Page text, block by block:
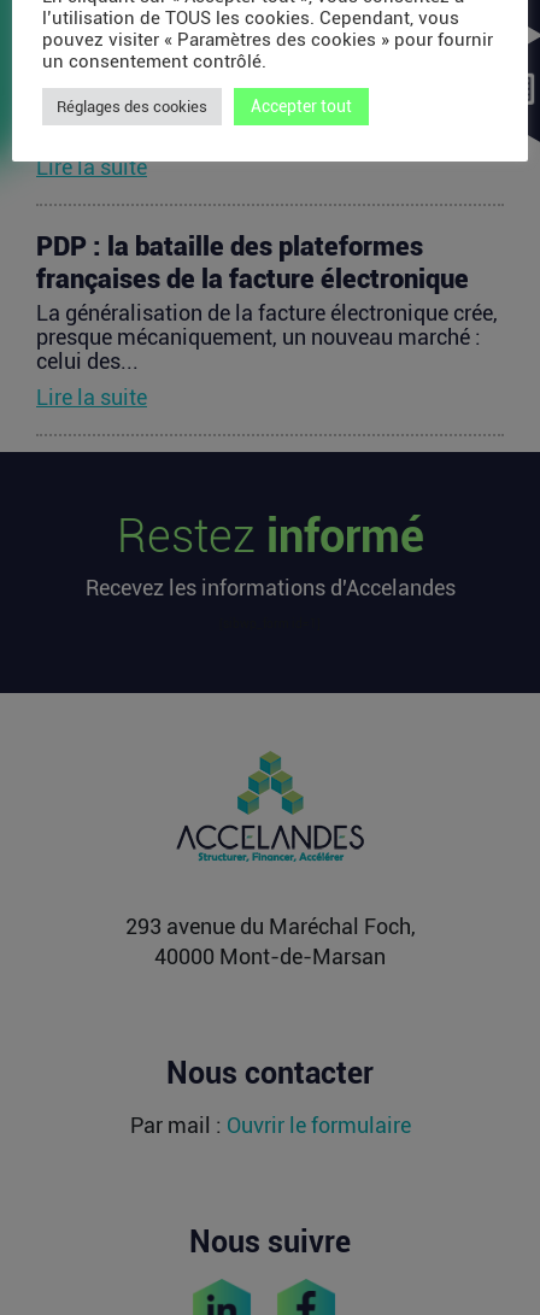
veut devenir le contrôleur de gestion
des agents IA
Les agents IA peuvent enchaîner des dizaines
d’appels de modèles, utiliser des outils externes,
acheter...
Lire la suite
PDP : la bataille des plateformes
françaises de la facture électronique
La généralisation de la facture électronique crée,
presque mécaniquement, un nouveau marché :
celui des...
Lire la suite
digitalise l’accompagnement des
voyageurs
Les formalités de voyage demeurent l’une des
zones les moins fluides de l’expérience
de l’argent dans une sortie à 2,25
milliards de dollars ?
Après avoir levé près de 1,4 milliard de dollars et
atteint une valorisation de 11,7 milliards fin
Lire la suite
Restez informé
Recevez les informations d'Accelandes
293 avenue du Maréchal Foch,
40000 Mont-de-Marsan
Nous contacter
Par mail : Ouvrir le formulaire
Nous suivre
l’utilisation de TOUS les cookies. Cependant, vous
pouvez visiter « Paramètres des cookies » pour fournir
un consentement contrôlé.
Réglages des cookies Accepter tout